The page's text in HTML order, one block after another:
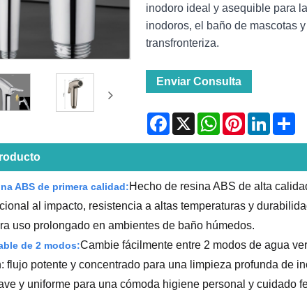
inodoro ideal y asequible para
inodoros, el baño de mascotas
transfronteriza.
Enviar Consulta
Facebook
X WhatsAppPinterestLinkedIn
ABS de primera calidad:Hecho de resina ABS de alta
al impacto, resistencia a altas temperaturas y
uso prolongado en ambientes de baño húmedos.
de 2 modos:Cambie fácilmente entre 2 modos de agua
flujo potente y concentrado para una limpieza profunda de
y uniforme para una cómoda higiene personal y cuidado